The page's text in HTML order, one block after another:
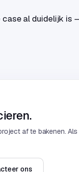
case al duidelijk is
af te bakenen.
ons